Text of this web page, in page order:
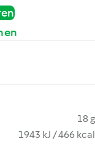
18 g
1943 kJ / 466 kcal